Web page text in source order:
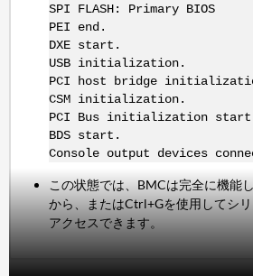
SPI FLASH: Primary BIOS
PEI end.
DXE start.
USB initialization.
PCI host bridge
CSM initialization.
PCI Bus initialization
BDS start.
Console output devices
この状態では、BMCは完全に機能
から、またはCtrl+Gを使用してシ
アクセスできます。